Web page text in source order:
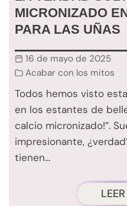
MICRONIZADO
PARA LAS UÑAS
16 de mayo de 2025
Acabar con los mitos
Todos hemos visto
en los estantes de
calcio micronizado!”.
impresionante,
tienen...